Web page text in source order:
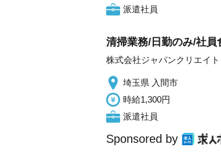
派遣社員
清掃業務/日勤のみ/社
株式会社ジャパンクリエイ
埼玉県 入間市
時給1,300円
派遣社員
Sponsored by